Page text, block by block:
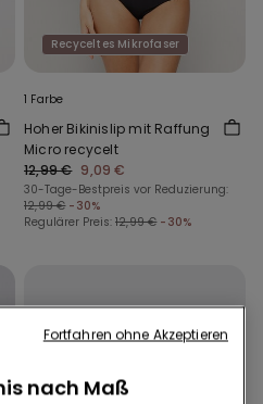
Recyceltes Mikrofaser
1 Farbe
Hoher Bikinislip mit Raffung
Micro recycelt
12,99 € 9,09 €
30-Tage-Bestpreis vor Reduzierung:
12,99 € -30%
Regulärer Preis: 12,99 € -30%
nach Maß
Fortfahren ohne Akzeptieren